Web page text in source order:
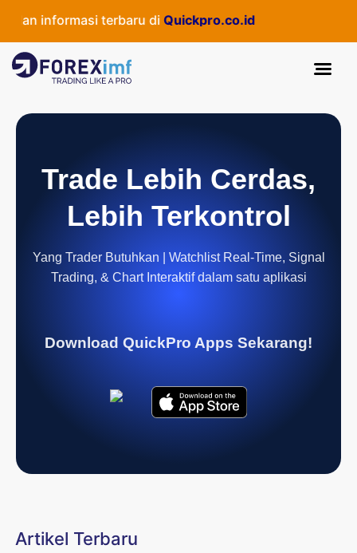
informasi terbaru diQuickpro.co.id
Trade Lebih Cerdas,
Lebih Terkontrol
Yang Trader Butuhkan | Watchlist Real-Time, Signal
Trading, & Chart Interaktif dalam satu aplikasi
Download QuickPro Apps Sekarang!
Artikel Terbaru